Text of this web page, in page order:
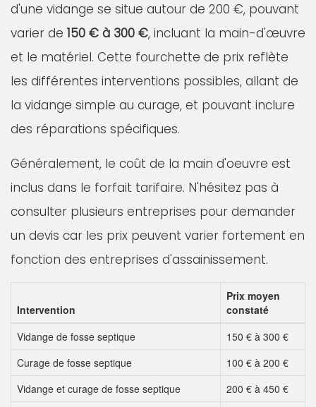
d'une vidange se situe autour de 200 €, pouvant
varier de 150 € à 300 €, incluant la main-d'œuvre
et le matériel. Cette fourchette de prix reflète
les différentes interventions possibles, allant de
la vidange simple au curage, et pouvant inclure
des réparations spécifiques.
Généralement, le coût de la main d'oeuvre est
inclus dans le forfait tarifaire. N'hésitez pas à
consulter plusieurs entreprises pour demander
un devis car les prix peuvent varier fortement en
fonction des entreprises d'assainissement.
Intervention
Prix moyen
constaté
Vidange de fosse septique
150 € à 300 €
Curage de fosse septique
100 € à 200 €
Vidange et curage de fosse septique
200 € à 450 €